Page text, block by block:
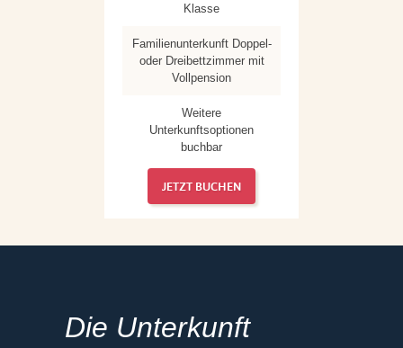
Klasse
Familienunterkunft Doppel-
oder Dreibettzimmer mit
Vollpension
Weitere
Unterkunftsoptionen
buchbar
JETZT BUCHEN
Die Unterkunft